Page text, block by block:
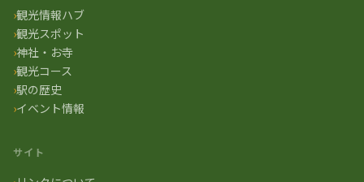
観光情報ハブ
観光スポット
神社・お寺
観光コース
駅の歴史
イベント情報
サイト